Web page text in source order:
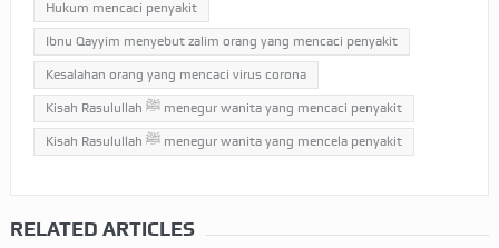
Hukum mencaci penyakit
Ibnu Qayyim menyebut zalim orang yang mencaci penyakit
Kesalahan orang yang mencaci virus corona
Kisah Rasulullah ﷺ menegur wanita yang mencaci penyakit
Kisah Rasulullah ﷺ menegur wanita yang mencela penyakit
RELATED ARTICLES